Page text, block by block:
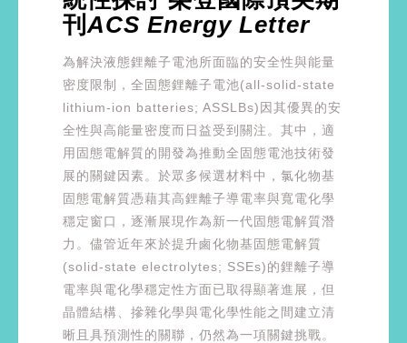
刊 ACS Energy Letter
為解決液態鋰離子電池所面臨的安全性與能量
密度限制，全固態鋰離子電池(all-solid-state
lithium-ion batteries; ASSLBs)因其優異的安
全性與高能量密度而日益受到關注。其中，適
用固態電解質的開發為推動全固態電池技術發
展的關鍵因素。於眾多候選材料中，氯化物基
固態電解質憑藉其高鋰離子導電率與寬電化學
穩定窗口，逐漸展現作為新一代固態電解質潛
力。儘管近年來於提升鹵化物基固態電解質
(solid-state electrolytes; SSEs)的鋰離子導
電率與電化學穩定性方面已取得顯著進展，但
晶體結構、摻雜化學與電化學性能之間建立清
晰且具預測性的關聯，仍然為一項關鍵挑戰。